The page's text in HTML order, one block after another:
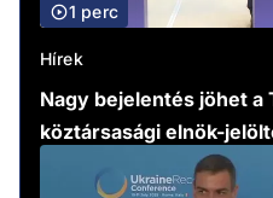
1 perc
Hírek
Nagy bejelentés jöhet a
köztársasági elnök-